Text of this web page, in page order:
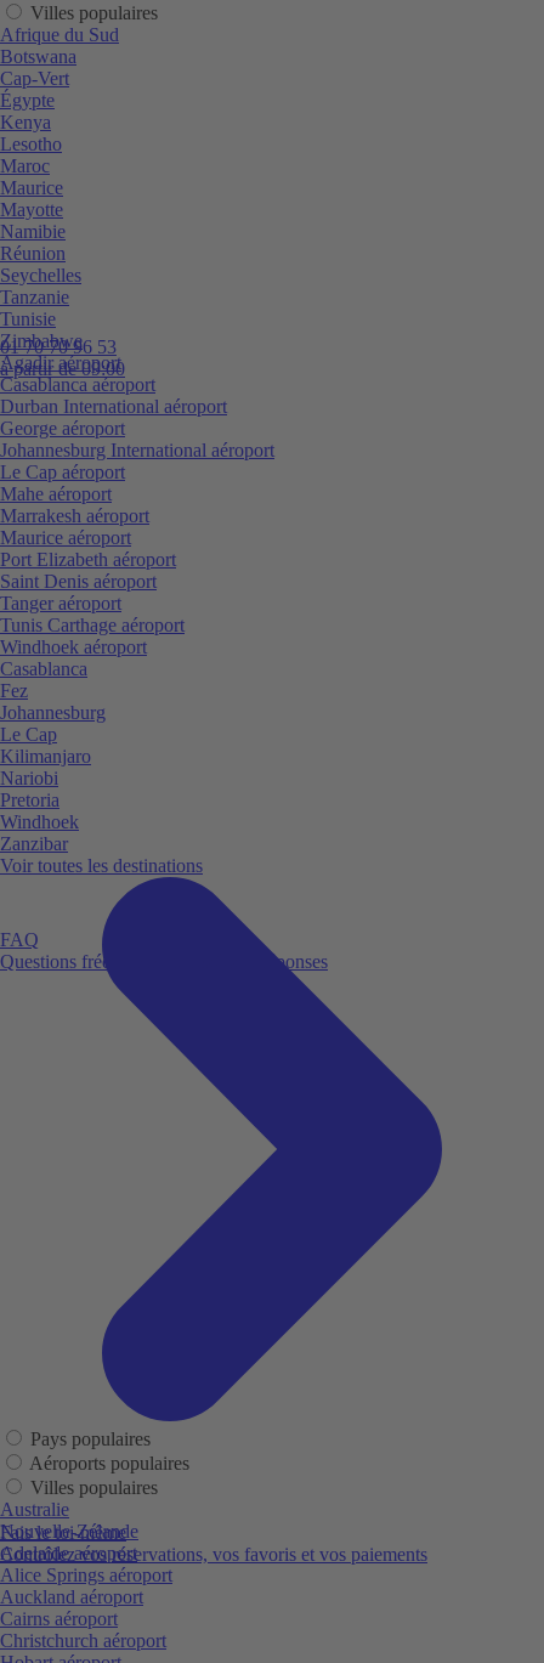
01 70 70 96 53
à partir de 09:00
FAQ
Questions fréquemment posées et réponses
Fais le toi-même
Contrôlez vos réservations, vos favoris et vos paiements
Villes populaires
Afrique du Sud
Botswana
Cap-Vert
Égypte
Kenya
Lesotho
Maroc
Maurice
Mayotte
Namibie
Réunion
Seychelles
Tanzanie
Tunisie
Zimbabwe
Agadir aéroport
Casablanca aéroport
Durban International aéroport
George aéroport
Johannesburg International aéroport
Le Cap aéroport
Mahe aéroport
Marrakesh aéroport
Maurice aéroport
Port Elizabeth aéroport
Saint Denis aéroport
Tanger aéroport
Tunis Carthage aéroport
Windhoek aéroport
Casablanca
Fez
Johannesburg
Le Cap
Kilimanjaro
Nariobi
Pretoria
Windhoek
Zanzibar
Voir toutes les destinations
Pays populaires
Aéroports populaires
Villes populaires
Australie
Nouvelle-Zélande
Adelaide aéroport
Alice Springs aéroport
Auckland aéroport
Cairns aéroport
Christchurch aéroport